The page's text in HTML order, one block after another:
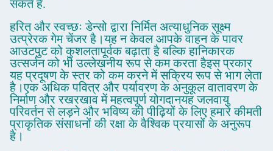
सकते हैं.
हरित और स्वच्छः डेन्सो द्वारा निर्मित अत्याधुनिक सूक्ष्म
उत्प्रेरक गेम चेंजर है।यह न केवल आपके वाहन के पावर
आउटपुट को कुशलतापूर्वक बढ़ाता है बल्कि हानिकारक
उत्सर्जन को भी उल्लेखनीय रूप से कम करता हैइस प्रकार
यह प्रदूषण के स्तर को कम करने में सक्रिय रूप से भाग लेता
है।एक अधिक पवित्र और पर्यावरण के अनुकूल वातावरण के
निर्माण और रखरखाव में महत्वपूर्ण योगदानयह जलवायु
परिवर्तन से लड़ने और भविष्य की पीढ़ियों के लिए हमारे कीमती
प्राकृतिक संसाधनों की रक्षा के वैश्विक प्रयासों के अनुरूप
है।